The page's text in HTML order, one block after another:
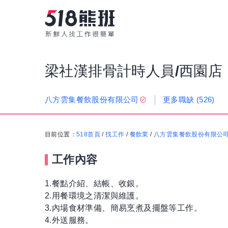
梁社漢排骨計時人員/西園店
八方雲集餐飲股份有限公司 更多職缺 (526)
目前位置： 518首頁 /找工作 / 餐飲業 / 八方雲集餐飲股份有限公司
工作內容
1.餐點介紹、結帳、收銀。
2.用餐環境之清潔與維護。
3.內場食材準備、簡易烹煮及擺盤等工作。
4.外送服務。